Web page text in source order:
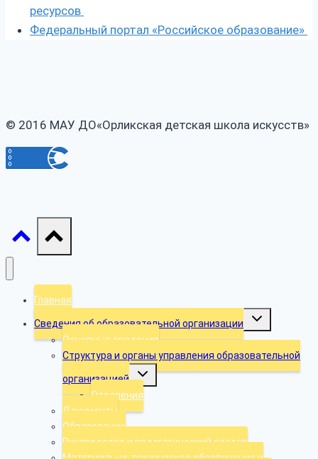
ресурсов
Федеральный портал «Российское образование»
© 2016 МАУ ДО«Орликская детская школа искусств»
Главная
Сведения об образовательной организации
Toggle
Основные сведения
Структура и органы управления образовательной
организацией
Toggle
child
menu
Отделения
Документы
Образование
Руководство и педагогический состав